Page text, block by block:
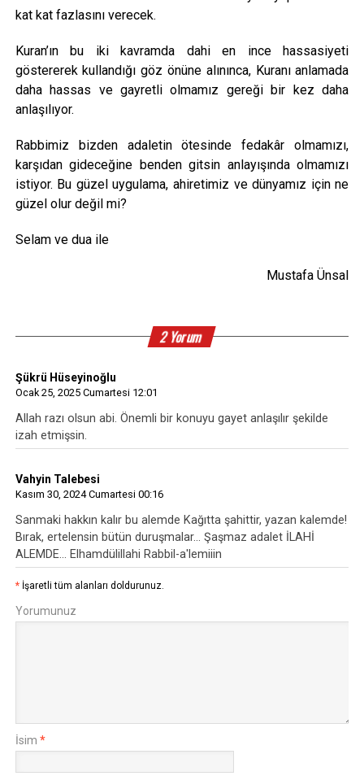
kat kat fazlasını verecek.
Kuran’ın bu iki kavramda dahi en ince hassasiyeti
göstererek kullandığı göz önüne alınınca, Kuranı anlamada
daha hassas ve gayretli olmamız gereği bir kez daha
anlaşılıyor.
Rabbimiz bizden adaletin ötesinde fedakâr olmamızı,
karşıdan gideceğine benden gitsin anlayışında olmamızı
istiyor. Bu güzel uygulama, ahiretimiz ve dünyamız için ne
güzel olur değil mi?
Selam ve dua ile
Mustafa Ünsal
2 Yorum
Şükrü Hüseyinoğlu
Ocak 25, 2025 Cumartesi 12:01
Allah razı olsun abi. Önemli bir konuyu gayet anlaşılır şekilde
izah etmişsin.
Vahyin Talebesi
Kasım 30, 2024 Cumartesi 00:16
Sanmaki hakkın kalır bu alemde Kağıtta şahittir, yazan kalemde!
Bırak, ertelensin bütün duruşmalar... Şaşmaz adalet İLAHİ
ALEMDE... Elhamdülillahi Rabbil-a'lemiiin
* İşaretli tüm alanları doldurunuz.
Yorumunuz
İsim *